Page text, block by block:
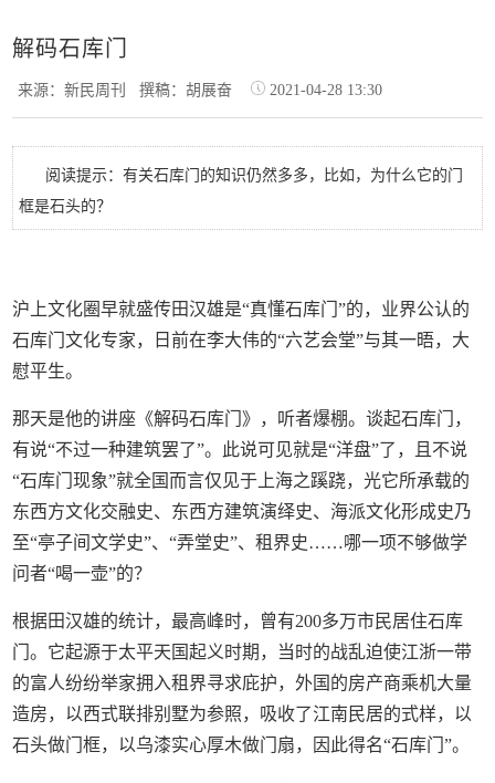
解码石库门
来源：新民周刊撰稿：胡展奋 2021-04-28 13:30
阅读提示：有关石库门的知识仍然多多，比如，为什么它的门
框是石头的？
沪上文化圈早就盛传田汉雄是“真懂石库门”的，业界公认的
石库门文化专家，日前在李大伟的“六艺会堂”与其一晤，大
慰平生。
那天是他的讲座《解码石库门》，听者爆棚。谈起石库门，
有说“不过一种建筑罢了”。此说可见就是“洋盘”了，且不说
“石库门现象”就全国而言仅见于上海之蹊跷，光它所承载的
东西方文化交融史、东西方建筑演绎史、海派文化形成史乃
至“亭子间文学史”、“弄堂史”、租界史……哪一项不够做学
问者“喝一壶”的？
根据田汉雄的统计，最高峰时，曾有200多万市民居住石库
门。它起源于太平天国起义时期，当时的战乱迫使江浙一带
的富人纷纷举家拥入租界寻求庇护，外国的房产商乘机大量
造房，以西式联排别墅为参照，吸收了江南民居的式样，以
石头做门框，以乌漆实心厚木做门扇，因此得名“石库门”。